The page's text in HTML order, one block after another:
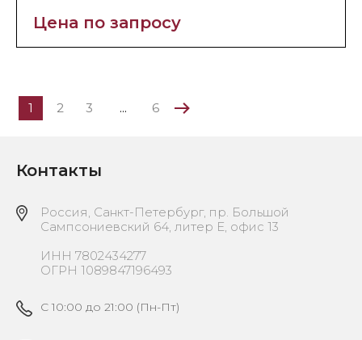
Цена по запросу
1 2 3 ... 6
Контакты
Россия, Санкт-Петербург, пр. Большой
Сампсониевский 64, литер Е, офис 13
ИНН 7802434277
ОГРН 1089847196493
C 10:00 до 21:00 (Пн-Пт)